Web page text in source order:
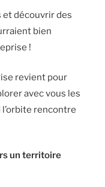
et découvrir des
bien
!
revient pour
avec vous les
rencontre
un territoire